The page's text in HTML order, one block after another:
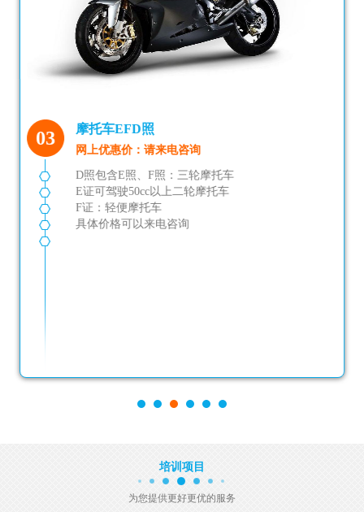
03 摩托车EFD照
网上优惠价：请来电咨询
D照包含E照、F照：三轮摩托车
E证可驾驶50cc以上二轮摩托车
F证：轻便摩托车
具体价格可以来电咨询
培训项目
为您提供更好更优的服务